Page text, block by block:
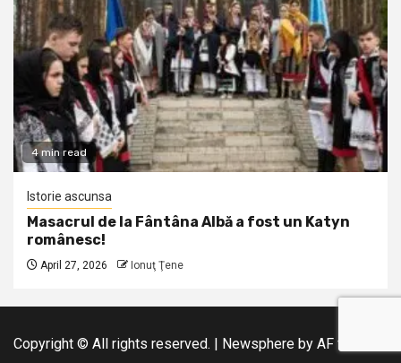
4 min read
Istorie ascunsa
Masacrul de la Fântâna Albă a fost un Katyn
românesc!
April 27, 2026 Ionuţ Ţene
Copyright © All rights reserved. Newsphere by AF themes.